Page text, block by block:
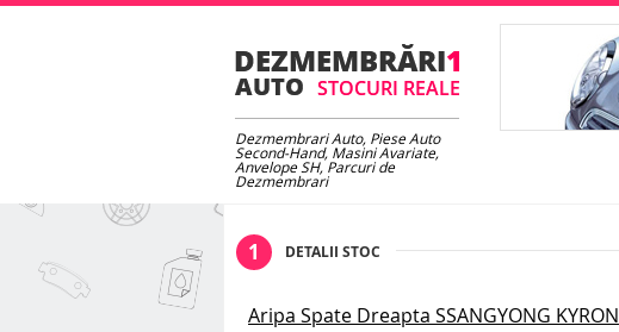
Dezmembrari Auto, Piese Auto
Second-Hand, Masini Avariate,
Anvelope SH, Parcuri de
Dezmembrari
DETALII STOC
1
Aripa Spate Dreapta SSANGYONG KYRON